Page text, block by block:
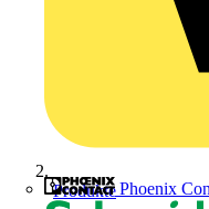
Phoenix
Produkte